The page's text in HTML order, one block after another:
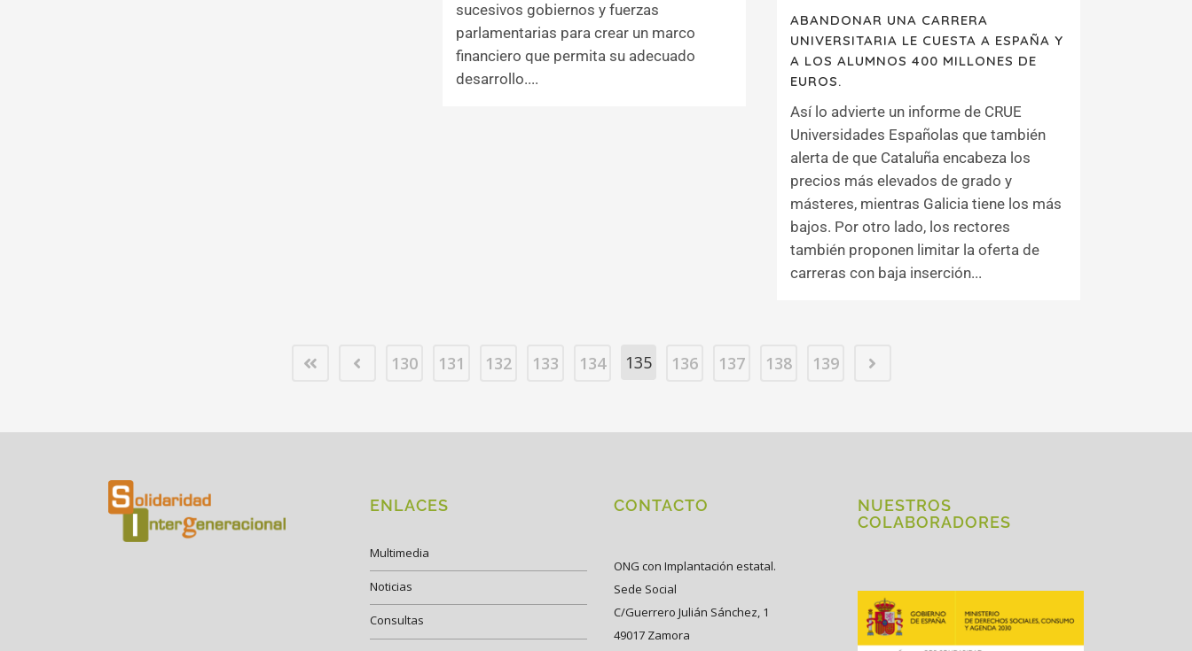
sucesivos gobiernos y fuerzas
parlamentarias para crear un marco
financiero que permita su adecuado
desarrollo....
ABANDONAR UNA CARRERA
UNIVERSITARIA LE CUESTA A ESPAÑA Y
A LOS ALUMNOS 400 MILLONES DE
EUROS.
Así lo advierte un informe de CRUE
Universidades Españolas que también
alerta de que Cataluña encabeza los
precios más elevados de grado y
másteres, mientras Galicia tiene los más
bajos. Por otro lado, los rectores
también proponen limitar la oferta de
carreras con baja inserción...
130 131 132 133 134 135 136 137 138 139
ENLACES
Multimedia
Noticias
Consultas
CONTACTO
ONG con Implantación estatal.
Sede Social
C/Guerrero Julián Sánchez, 1
49017 Zamora
NUESTROS
COLABORADORES